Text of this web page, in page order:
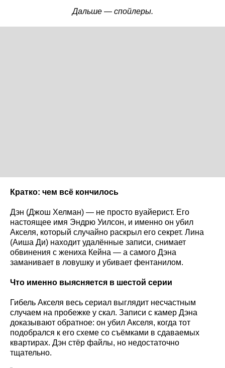
Дальше — спойлеры.
Кратко: чем всё кончилось
Дэн (Джош Хелман) — не просто вуайерист. Его
настоящее имя Эндрю Уилсон, и именно он убил
Акселя, который случайно раскрыл его секрет. Лина
(Аиша Ди) находит удалённые записи, снимает
обвинения с жениха Кейна — а самого Дэна
заманивает в ловушку и убивает фентанилом.
Что именно выясняется в шестой серии
Гибель Акселя весь сериал выглядит несчастным
случаем на пробежке у скал. Записи с камер Дэна
доказывают обратное: он убил Акселя, когда тот
подобрался к его схеме со съёмками в сдаваемых
квартирах. Дэн стёр файлы, но недостаточно
тщательно.